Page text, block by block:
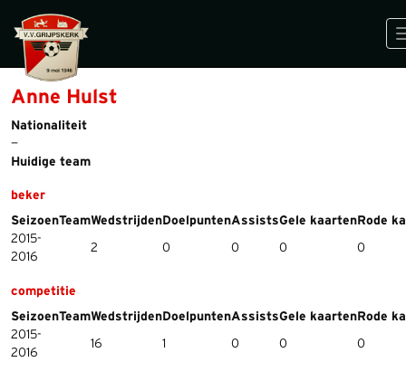
Anne Hulst
Nationaliteit
—
Huidige team
beker
SeizoenTeamWedstrijden DoelpuntenAssistsGele kaarten Rode
2015-
2016
2 0 0 0 0
competitie
SeizoenTeamWedstrijden DoelpuntenAssistsGele kaarten Rode
2015-
2016
16 1 0 0 0